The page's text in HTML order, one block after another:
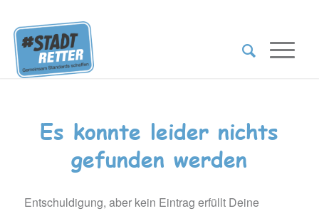
Es konnte leider nichts
gefunden werden
Entschuldigung, aber kein Eintrag erfüllt Deine